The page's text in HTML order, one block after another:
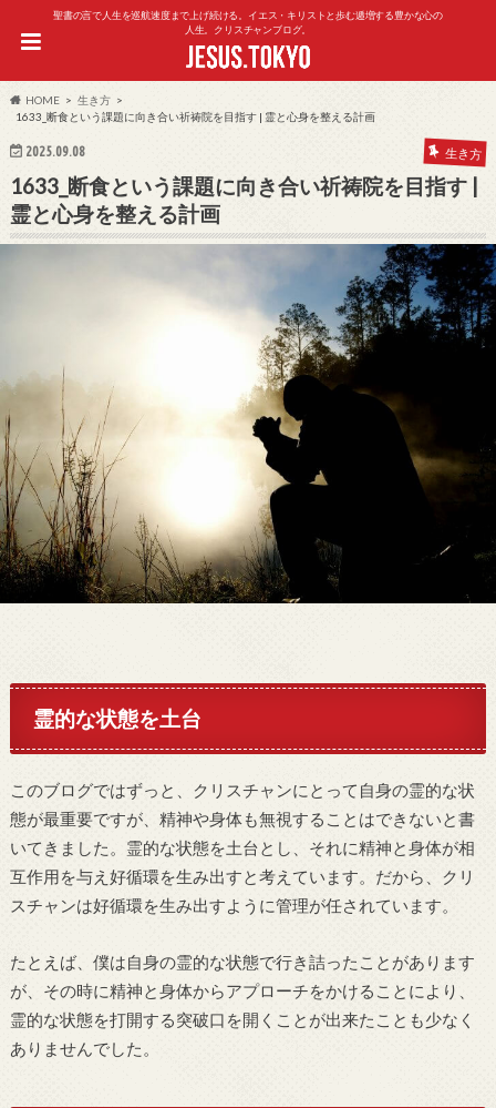
聖書の言で人生を巡航速度まで上げ続ける。イエス・キリストと歩む逓増する豊かな心の
人生。クリスチャンブログ。
HOME
生き方
1633_断食という課題に向き合い祈祷院を目指す | 霊と心身を整える計画
2025.09.08 生き方
1633_断食という課題に向き合い祈祷院を目指す |
霊と心身を整える計画
霊的な状態を土台
このブログではずっと、クリスチャンにとって自身の霊的な状
態が最重要ですが、精神や身体も無視することはできないと書
いてきました。霊的な状態を土台とし、それに精神と身体が相
互作用を与え好循環を生み出すと考えています。だから、クリ
スチャンは好循環を生み出すように管理が任されています。
たとえば、僕は自身の霊的な状態で行き詰ったことがあります
が、その時に精神と身体からアプローチをかけることにより、
霊的な状態を打開する突破口を開くことが出来たことも少なく
ありませんでした。